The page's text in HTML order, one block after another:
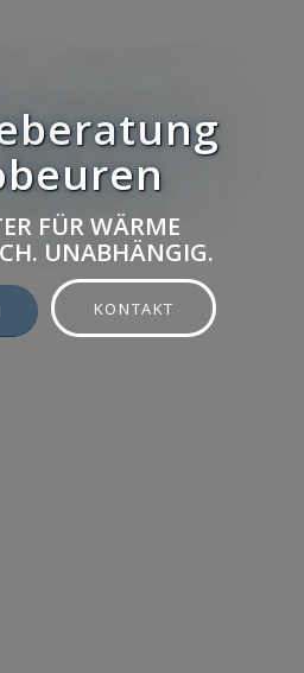
FÜR WÄRME
UNABHÄNGIG.
KONTAKT